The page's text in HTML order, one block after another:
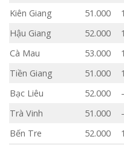
Kiên Giang
51.000
Hậu Giang
52.000
Cà Mau
53.000
Tiền Giang
51.000
Bạc Liêu
52.000
Trà Vinh
51.000
Bến Tre
52.000